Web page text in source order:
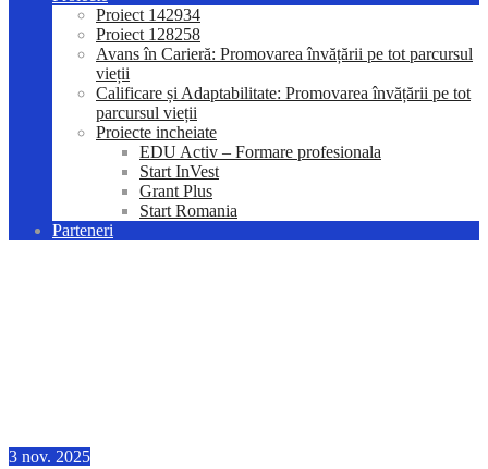
Proiect 142934
Proiect 128258
Avans în Carieră: Promovarea învățării pe tot parcursul
vieții
Calificare și Adaptabilitate: Promovarea învățării pe tot
parcursul vieții
Proiecte incheiate
EDU Activ – Formare profesionala
Start InVest
Grant Plus
Start Romania
Parteneri
3 nov. 2025